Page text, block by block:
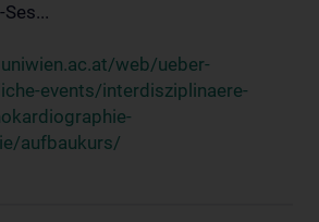
web/ueber-
events/interdisziplinaere-
aufbaukurs/